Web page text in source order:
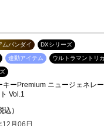
ムバンダイ DXシリーズ
連動アイテム ウルトラマントリ
キーPremium ニュージェネレ
Vol.1
）
月06日